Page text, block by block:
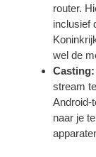
router.
inclusief
wel de
Casting:
stream
Android-
naar je